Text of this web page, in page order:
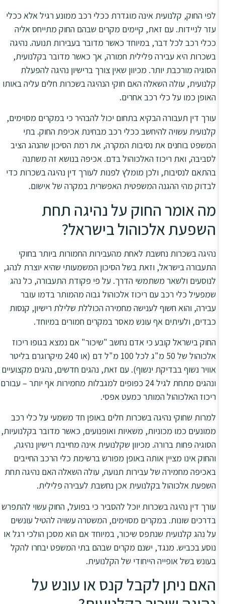
לפי החוק, קלנועית אינה מוגדרת ככלי רכב ממונע רגיל אלא ככלי
עזר לניידות. עם זאת, קיימים מקרים שבהם החוק מתייחס אליה
ככלי רכב לכל דבר, במיוחד כאשר מדובר בעבירות תנועה. נהיגה
בשכרות היא עבירה פלילית חמורה, אך כאשר מדובר בקלנועית,
הסוגיה מורכבת יותר. מכיוון שאין צורך ברישיון נהיגה להפעלת
קלנועית, עולה השאלה האם חוקי הנהיגה בשכרות חלים עליה באותו
האופן כמו על כלי רכב אחרים.
עורך דין תעבורה הבקיא בתחום יכול להבהיר כי במקרים מסוימים,
קלנועית עשויה להיחשב ככלי רכב מבחינת אכיפת החוק. בתי
המשפט בוחנים את נסיבות המקרה, את רמת הסיכון שהנהג הציב
לסביבה, ואת ריכוז האלכוהול בדם. אכיפה בנושא זה משתנה
בהתאם לנסיבות, ולכן מומלץ לפנות לעורך דין נהיגה בשכרות כדי
לבדוק מהי ההגנה המשפטית האפשרית במקרה של אישום.
מה אומר החוק על נהיגה תחת
השפעת אלכוהול בישראל?
נהיגה בשכרות נחשבת לאחת מהעבירות החמורות ביותר בחוקי
התעבורה בישראל, וזאת בשל הסיכון המשמעותי שהיא יוצרת לנהג,
לנוסעים ולשאר משתמשי הדרך. על פי פקודת התעבורה, כל נהג
שמפעיל כלי רכב עם ריכוז אלכוהול גבוה מהמותר בדמו עובר
עבירה, והוא חשוף לענישה מחמירה הכוללת שלילת רישיון, קנסות
כבדים, ולעיתים אף עונש מאסר במקרים חמורים במיוחד.
החוק בישראל קובע כי אדם נחשב "שיכור" אם נמצא בגופו ריכוז
אלכוהול של 50 מ"ג לכל 100 מ"ל דם (או 240 מיקרוגרם בליטר
אוויר נשוף בבדיקת ינשוף). עם זאת, נהגים חדשים, נהגים מקצועיים
ונהגים מתחת לגיל 24 כפופים למגבלות מחמירות אף יותר – עבורם
ריכוז האלכוהול המותר כמעט אפסי.
למרות שחוקי נהיגה בשכרות חלים באופן חד משמעי על כלי רכב
ממונעים כמו מכוניות, משאיות ואופנועים, כאשר מדובר בקלנועיות,
הסוגיה פחות ברורה. מכיוון שקלנועית אינה מחייבת רישיון נהיגה,
והחוק אינו מציין אותה באופן מפורש ברשימת כלי הרכב החייבים
באכיפה מחמירה של עבירות תנועה, עולה השאלה האם נהיגה תחת
השפעת אלכוהול בקלנועית אכן נחשבת לעבירה פלילית.
עורך דין נהיגה בשכרות יוכל להסביר כי בפועל, החוק עשוי להתפרש
בדרכים שונות. במקרים מסוימים, המשטרה עשויה להטיל עונשים
על נהג קלנועית שנתפס שיכור, במיוחד אם הוא מסכן הולכי רגל או
נוסע בכביש. מנגד, ישנם מקרים שבהם בתי המשפט יבחרו להקל
בעונש בשל אופייה הייחודי של הקלנועית.
האם ניתן לקבל קנס או עונש על